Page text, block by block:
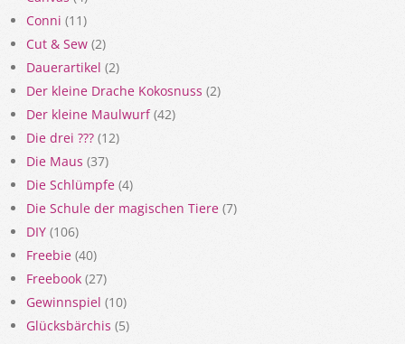
Conni (11)
Cut & Sew (2)
Dauerartikel (2)
Der kleine Drache Kokosnuss (2)
Der kleine Maulwurf(42)
Die drei ??? (12)
Die Maus (37)
Die Schlümpfe (4)
Die Schule der magischen Tiere (7)
DIY (106)
Freebie (40)
Freebook (27)
Gewinnspiel (10)
Glücksbärchis (5)